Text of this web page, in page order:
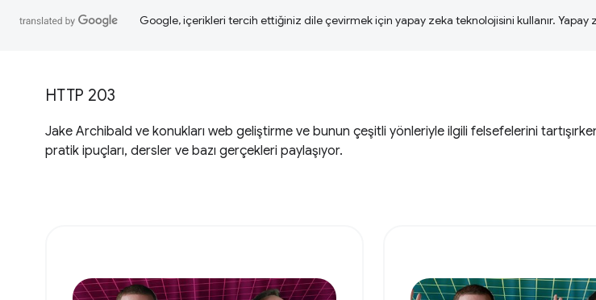
Google, içerikleri tercih ettiğiniz dile çevirmek için yapay zeka teknolojisini kullanır. Yapay
HTTP 203
Jake Archibald ve konukları web geliştirme ve bunun çeşitli yönleriyle ilgili felsefelerini
pratik ipuçları, dersler ve bazı gerçekleri paylaşıyor.